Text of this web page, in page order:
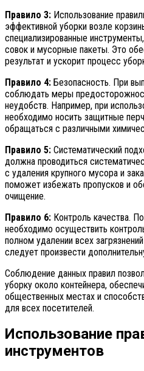
Правило 3: Использование
эффективной уборки возле
специализированные
совок и мусорные пакеты. Это
результат и ускорит процесс
Правило 4: Безопасность. При
соблюдать меры
неудобств. Например, при
необходимо носить защитные
обращаться с различными
Правило 5: Систематический
должна проводиться
с удаления крупного мусора и
поможет избежать пропусков и
очищение.
Правило 6: Контроль качества.
необходимо осуществить
полном удалении всех
следует произвести
Соблюдение данных правил
уборку около контейнера,
общественных местах и
для всех посетителей.
Использование
инструментов